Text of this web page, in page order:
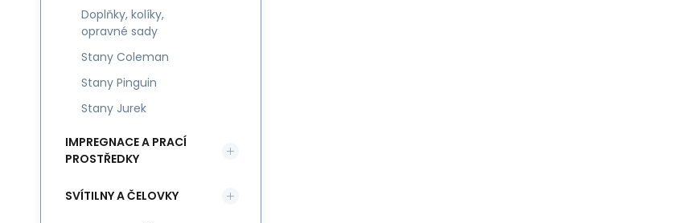
Doplňky, kolíky,
opravné sady
Stany Coleman
Stany Pinguin
Stany Jurek
IMPREGNACE A PRACÍ
PROSTŘEDKY
SVÍTILNY A ČELOVKY